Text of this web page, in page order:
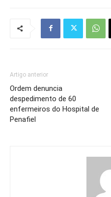
Artigo anterior
Ordem denuncia
despedimento de 60
enfermeiros do Hospital de
Penafiel